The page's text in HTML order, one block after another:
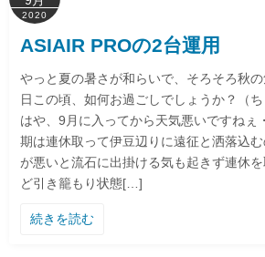
2020
ASIAIR PROの2台運用
やっと夏の暑さが和らいで、そろそろ秋
日この頃、如何お過ごしでしょうか？（
はや、9月に入ってから天気悪いですね
期は連休取って伊豆辺りに遠征と洒落込
が悪いと流石に出掛ける気も起きず連休
ど引き籠もり状態[…]
続きを読む